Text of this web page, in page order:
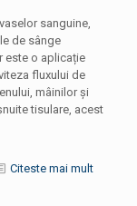
sanguine,
de sânge
este o aplicație
fluxului de
mâinilor și
tisulare, acest
Citeste mai mult